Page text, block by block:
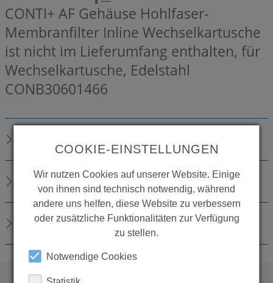
CONTI+ AF Gehäuse Hohlfaser-
Membranfilter Inline Wechselkartusche
ist nicht im Lieferumfang enthalten, für
Wechselkartusche, Edelstahl
CONB30601466
TECHNISCHE DETAILS
DOWNLOADS
COOKIE-EINSTELLUNGEN
Wir nutzen Cookies auf unserer Website. Einige
von ihnen sind technisch notwendig, während
andere uns helfen, diese Website zu verbessern
oder zusätzliche Funktionalitäten zur Verfügung
zu stellen.
Notwendige Cookies